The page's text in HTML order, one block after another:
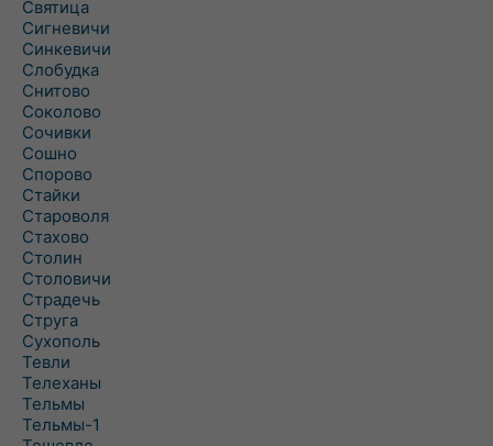
Святица
Сигневичи
Синкевичи
Слобудка
Снитово
Соколово
Сочивки
Сошно
Спорово
Стайки
Староволя
Стахово
Столин
Столовичи
Страдечь
Струга
Сухополь
Тевли
Телеханы
Тельмы
Тельмы-1